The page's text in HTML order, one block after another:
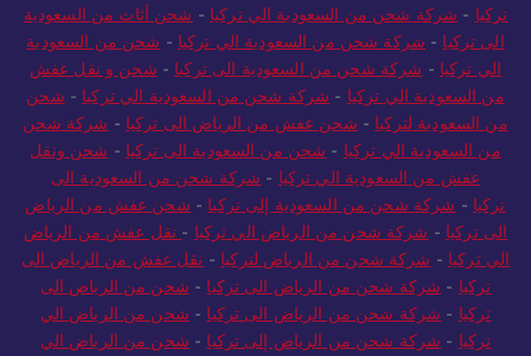
تركيا - شركة شحن من السعودية الي تركيا - شحن أثاث من السعودية
الى تركيا - شركة شحن من السعودية الي تركيا - شحن من السعودية
الي تركيا - شركة شحن من السعودية الى تركيا - شحن و نقل عفش
من السعودية الي تركيا - شركة شحن من السعودية الي تركيا - شحن
من السعودية لتركيا - شحن عفش من الرياض الى تركيا - شركة شحن
من السعودية الي تركيا - شحن من السعودية الى تركيا - شحن ونقل
عفش من السعودية الي تركيا - شركة شحن من السعودية الى
تركيا - شركة شحن من السعودية إلى تركيا - شحن عفش من الرياض
الى تركيا - شركة شحن من الرياض الي تركيا - نقل عفش من الرياض
الي تركيا - شركة شحن من الرياض لتركيا - نقل عفش من الرياض الى
تركيا - شركة شحن من الرياض الى تركيا - شحن من الرياض الى
تركيا - شركة شحن من الرياض الى تركيا - شحن من الرياض الي
تركيا - شركة شحن من الرياض إلى تركيا - شحن من الرياض الي